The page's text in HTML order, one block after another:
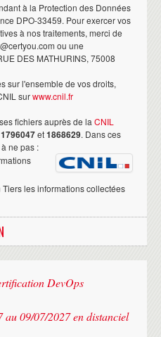
à la Protection des Données
DPO-33459. Pour exercer vos
à nos traitements, merci de
ou une
DES MATHURINS, 75008
sur l'ensemble de vos droits,
surwww.cnil.fr
fichiers auprès de la CNIL
1796047et1868629. Dans ces
ne pas :
les informations collectées
DevOps
au 09/07/2027 en distanciel